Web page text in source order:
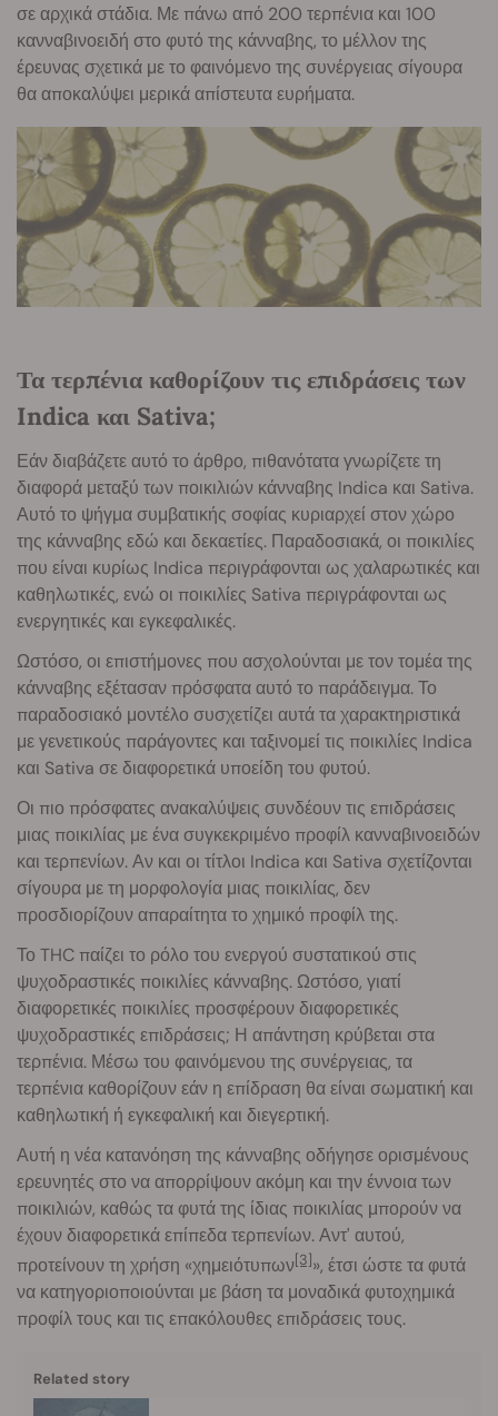
σε αρχικά στάδια. Με πάνω από 200 τερπένια και 100
κανναβινοειδή στο φυτό της κάνναβης, το μέλλον της
έρευνας σχετικά με το φαινόμενο της συνέργειας σίγουρα
θα αποκαλύψει μερικά απίστευτα ευρήματα.
Τα τερπένια καθορίζουν τις επιδράσεις των
Indica και Sativa;
Εάν διαβάζετε αυτό το άρθρο, πιθανότατα γνωρίζετε τη
διαφορά μεταξύ των ποικιλιών κάνναβης Indica και Sativa.
Αυτό το ψήγμα συμβατικής σοφίας κυριαρχεί στον χώρο
της κάνναβης εδώ και δεκαετίες. Παραδοσιακά, οι ποικιλίες
που είναι κυρίως Indica περιγράφονται ως χαλαρωτικές και
καθηλωτικές, ενώ οι ποικιλίες Sativa περιγράφονται ως
ενεργητικές και εγκεφαλικές.
Ωστόσο, οι επιστήμονες που ασχολούνται με τον τομέα της
κάνναβης εξέτασαν πρόσφατα αυτό το παράδειγμα. Το
παραδοσιακό μοντέλο συσχετίζει αυτά τα χαρακτηριστικά
με γενετικούς παράγοντες και ταξινομεί τις ποικιλίες Indica
και Sativa σε διαφορετικά υποείδη του φυτού.
Οι πιο πρόσφατες ανακαλύψεις συνδέουν τις επιδράσεις
μιας ποικιλίας με ένα συγκεκριμένο προφίλ κανναβινοειδών
και τερπενίων. Αν και οι τίτλοι Indica και Sativa σχετίζονται
σίγουρα με τη μορφολογία μιας ποικιλίας, δεν
προσδιορίζουν απαραίτητα το χημικό προφίλ της.
Το THC παίζει το ρόλο του ενεργού συστατικού στις
ψυχοδραστικές ποικιλίες κάνναβης. Ωστόσο, γιατί
διαφορετικές ποικιλίες προσφέρουν διαφορετικές
ψυχοδραστικές επιδράσεις; Η απάντηση κρύβεται στα
τερπένια. Μέσω του φαινόμενου της συνέργειας, τα
τερπένια καθορίζουν εάν η επίδραση θα είναι σωματική και
καθηλωτική ή εγκεφαλική και διεγερτική.
Αυτή η νέα κατανόηση της κάνναβης οδήγησε ορισμένους
ερευνητές στο να απορρίψουν ακόμη και την έννοια των
ποικιλιών, καθώς τα φυτά της ίδιας ποικιλίας μπορούν να
έχουν διαφορετικά επίπεδα τερπενίων. Αντ' αυτού,
προτείνουν τη χρήση «χημειότυπων[3]», έτσι ώστε τα φυτά
να κατηγοριοποιούνται με βάση τα μοναδικά φυτοχημικά
προφίλ τους και τις επακόλουθες επιδράσεις τους.
Related story